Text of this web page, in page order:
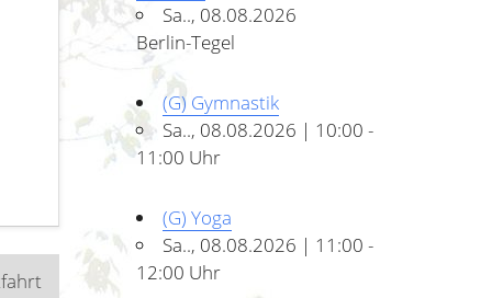
Sa.., 08.08.2026
Berlin-Tegel
(G) Gymnastik
Sa.., 08.08.2026 | 10:00 -
11:00 Uhr
(G) Yoga
Sa.., 08.08.2026 | 11:00 -
12:00 Uhr